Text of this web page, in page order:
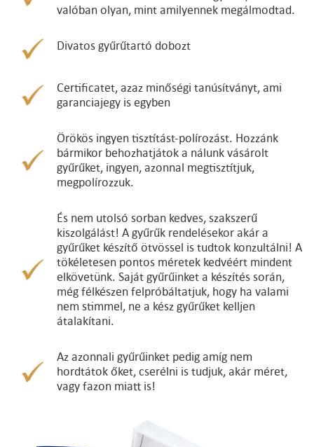
valóban olyan, mint amilyennek megálmodtad.
Divatos gyűrűtartó dobozt
Certificatet, azaz minőségi tanúsítványt, ami
garanciajegy is egyben
Örökös ingyen tisztítást-polírozást. Hozzánk
bármikor behozhatjátok a nálunk vásárolt
gyűrűket, ingyen, azonnal megtisztítjuk,
megpolírozzuk.
És nem utolsó sorban kedves, szakszerű
kiszolgálást! A gyűrűk rendelésekor akár a
gyűrűket készítő ötvössel is tudtok konzultálni! A
tökéletesen pontos méretek kedvéért mindent
elkövetünk. Saját gyűrűinket a készítés során,
még félkészen felpróbáltatjuk, hogy ha valami
nem stimmel, ne a kész gyűrűket kelljen
átalakítani.
Az azonnali gyűrűinket pedig amíg nem
hordtátok őket, cserélni is tudjuk, akár méret,
vagy fazon miatt is!